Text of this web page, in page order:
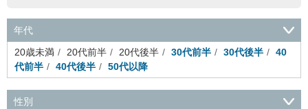
年代
20歳未満
20代前半 20代後半 30代前半 30代後半
40
代前半
40代後半 50代以降
性別